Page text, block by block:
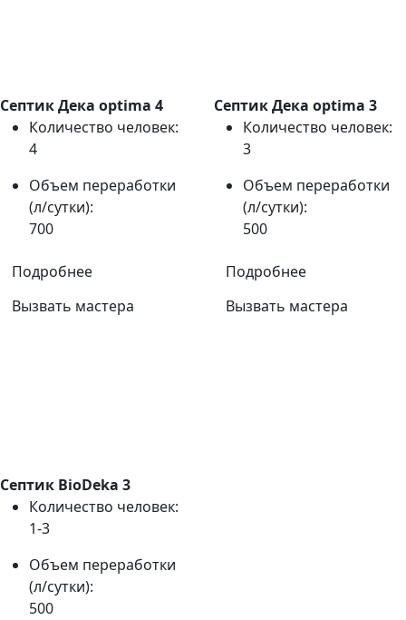
Септик Дека optima 4
Количество человек:
4
Объем переработки
(л/сутки):
700
Подробнее
Вызвать мастера
Септик Дека optima 3
Количество человек:
3
Объем переработки
(л/сутки):
500
Подробнее
Вызвать мастера
Септик BioDeka 3
Количество человек:
1-3
Объем переработки
(л/сутки):
500